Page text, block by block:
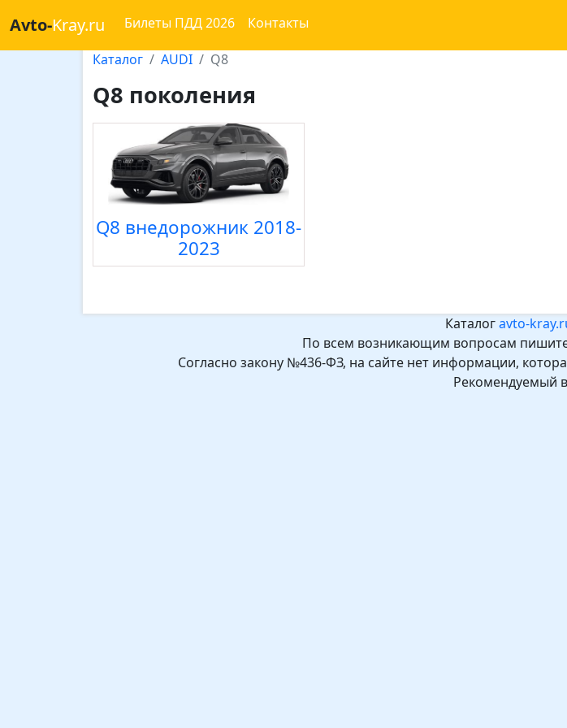
Avto-Kray.ru Билеты ПДД 2026 Контакты
Каталог AUDI Q8
Q8 поколения
Q8 внедорожник 2018-
2023
Каталогavto-
По всем возникающим вопросам
Согласно закону №436-ФЗ, на сайте нет информации,
Рекомендуемый